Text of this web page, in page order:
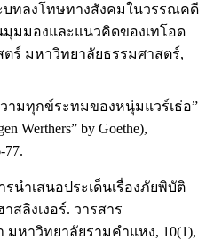
บทลงโทษทางสังคมในวรรณคดี
มมองและแนวคิดของเทโอด
ร์ มหาวิทยาลัยธรรมศาสตร์,
ามทุกข์ระทมของหนุ่มแวร์เธ่อ”
Werthers” by Goethe),
นำเสนอประเด็นเรื่องภัยพิบัติ
สลิงเงอร์. วารสาร
หาวิทยาลัยรามคำแหง, 10(1),